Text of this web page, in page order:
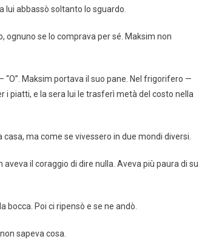
lui abbassò soltanto lo sguardo.
ognuno se lo comprava per sé. Maksim non
Maksim portava il suo pane. Nel frigorifero —
i piatti, e la sera lui le trasferì metà del costo nella
ma come se vivessero in due mondi diversi.
il coraggio di dire nulla. Aveva più paura di
bocca. Poi ci ripensò e se ne andò.
sapeva cosa.